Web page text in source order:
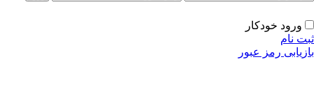
ورود خودکار
نام
رمز عبور